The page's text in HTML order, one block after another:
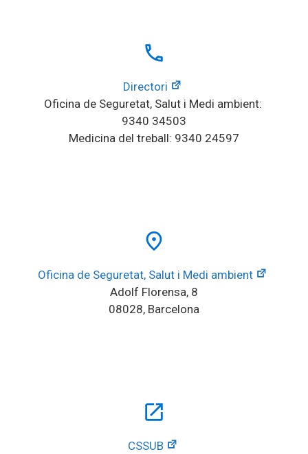
local_phone
Directori
Oficina de Seguretat, Salut i Medi ambient:
9340 34503
Medicina del treball: 9340 24597
place
Oficina de Seguretat, Salut i Medi ambient
Adolf Florensa, 8
08028, Barcelona
open_in_new
CSSUB